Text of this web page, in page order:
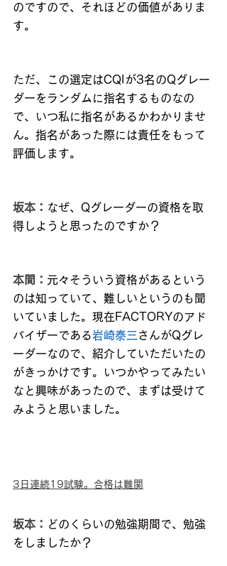
のですので、それほどの価値がありま
す。
ただ、この選定はCQIが3名のQグレー
ダーをランダムに指名するものなの
で、いつ私に指名があるかわかりませ
ん。指名があった際には責任をもって
評価します。
坂本： なぜ、Qグレーダーの資格を取
得しようと思ったのですか？
本間： 元々そういう資格があるという
のは知っていて、難しいというのも聞
いていました。現在FACTORYのアド
バイザーである岩崎泰三さんがQグレ
ーダーなので、紹介していただいたの
がきっかけです。いつかやってみたい
なと興味があったので、まずは受けて
みようと思いました。
3日連続19試験。合格は難関
坂本： どのくらいの勉強期間で、勉強
をしましたか？